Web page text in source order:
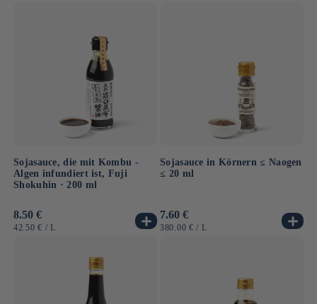
Sojasauce, die mit Kombu -
Algen infundiert ist, Fuji
Shokuhin · 200 ml
Normaler
Preis
8.50 €
GRUNDPREIS
42.50 € / PRO
L
Sojasauce in Körnern ≤ Naogen
≤ 20 ml
Normaler
Preis
7.60 €
GRUNDPREIS
380.00 € / PRO
L